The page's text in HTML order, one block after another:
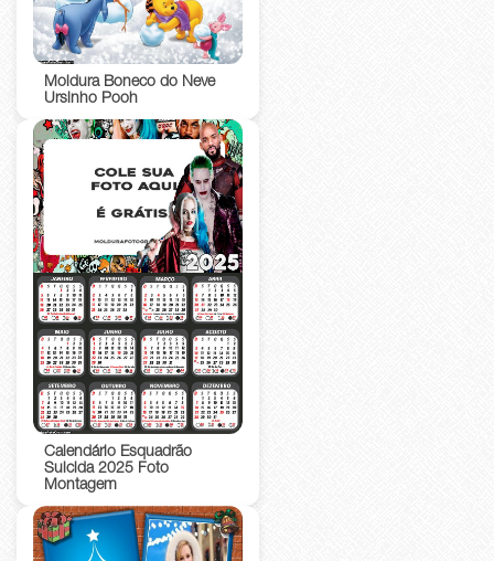
Moldura Boneco do Neve
Ursinho Pooh
Calendário Esquadrão
Suicida 2025 Foto
Montagem